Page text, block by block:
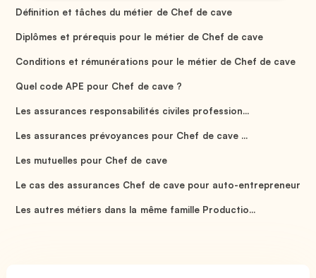
Définition et tâches du métier de Chef de cave
Diplômes et prérequis pour le métier de Chef de cave
Conditions et rémunérations pour le métier de Chef de cave
Quel code APE pour Chef de cave ?
Les assurances responsabilités civiles profession...
Les assurances prévoyances pour Chef de cave ...
Les mutuelles pour Chef de cave
Le cas des assurances Chef de cave pour auto-entrepreneur
Les autres métiers dans la même famille Productio...